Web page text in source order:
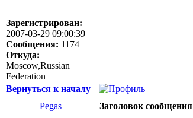
Зарегистрирован:
2007-03-29 09:00:39
Сообщения: 1174
Откуда:
Moscow,Russian
Federation
Вернуться к началу
Pegas
Заголовок